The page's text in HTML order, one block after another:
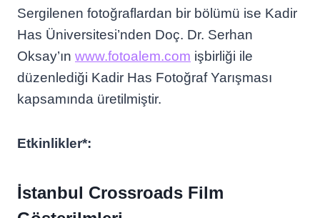
Sergilenen fotoğraflardan bir bölümü ise Kadir
Has Üniversitesi’nden Doç. Dr. Serhan
Oksay’ın www.fotoalem.com işbirliği ile
düzenlediği Kadir Has Fotoğraf Yarışması
kapsamında üretilmiştir.
Etkinlikler*:
İstanbul Crossroads Film